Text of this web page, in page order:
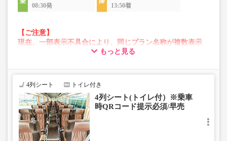
08:30発
13:50着
【ご注意】
現在、一部表示不具合により、同じプラン名称が複数表示
される場合がございます。
います。
お手数をおかけいたしますが、エラー表示が出た場合は、
たします。
もっと見る
4列シート トイレ付き
4列シート(トイレ付）※乗車
時QRコード提示必須/早売